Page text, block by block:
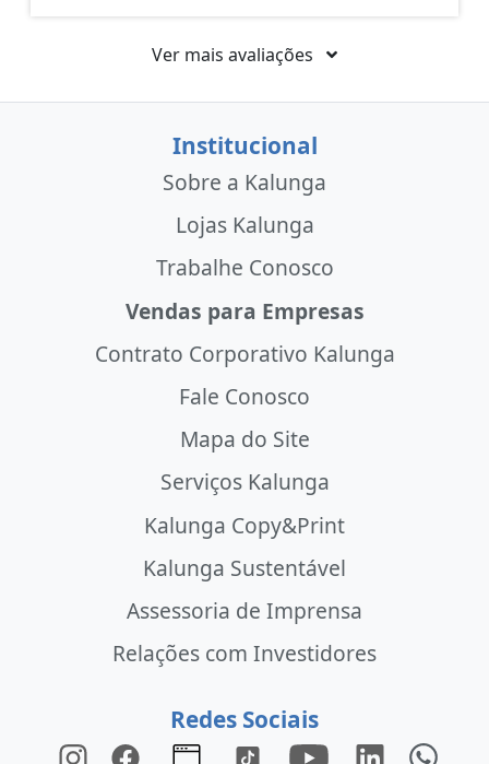
Ver mais avaliações
Institucional
Sobre a Kalunga
Lojas Kalunga
Trabalhe Conosco
Vendas para Empresas
Contrato Corporativo Kalunga
Fale Conosco
Mapa do Site
Serviços Kalunga
Kalunga Copy&Print
Kalunga Sustentável
Assessoria de Imprensa
Relações com Investidores
Redes Sociais